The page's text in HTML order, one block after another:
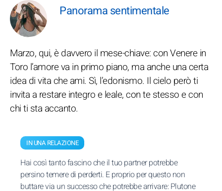
Panorama sentimentale
Marzo, qui, è davvero il mese-chiave: con Venere in
Toro l’amore va in primo piano, ma anche una certa
idea di vita che ami. Sì, l’edonismo. Il cielo però ti
invita a restare integro e leale, con te stesso e con
chi ti sta accanto.
IN UNA RELAZIONE
Hai così tanto fascino che il tuo partner potrebbe
persino temere di perderti. E proprio per questo non
buttare via un successo che potrebbe arrivare: Plutone